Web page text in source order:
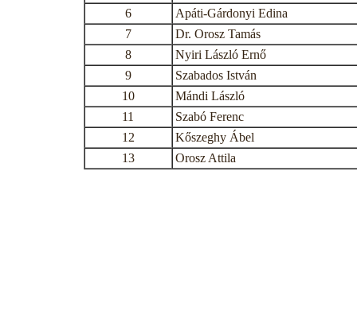
6
Apáti-Gárdonyi Edina
7
Dr. Orosz Tamás
8
Nyiri László Ernő
9
Szabados István
10
Mándi László
11
Szabó Ferenc
12
Kőszeghy Ábel
13
Orosz Attila